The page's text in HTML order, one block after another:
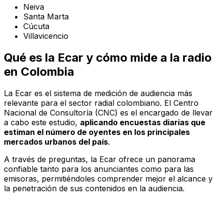
Neiva
Santa Marta
Cúcuta
Villavicencio
Qué es la Ecar y cómo mide a la radio
en Colombia
La Ecar es el sistema de medición de audiencia más
relevante para el sector radial colombiano. El Centro
Nacional de Consultoría (CNC) es el encargado de llevar
a cabo este estudio, aplicando encuestas diarias que
estiman el número de oyentes en los principales
mercados urbanos del país.
A través de preguntas, la Ecar ofrece un panorama
confiable tanto para los anunciantes como para las
emisoras, permitiéndoles comprender mejor el alcance y
la penetración de sus contenidos en la audiencia.